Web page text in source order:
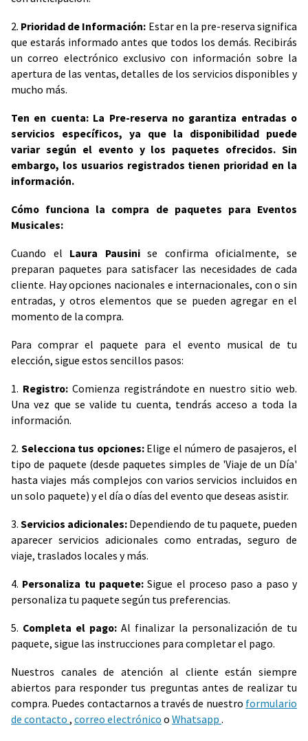
2. Prioridad de Información: Estar en la pre-reserva significa
que estarás informado antes que todos los demás. Recibirás
un correo electrónico exclusivo con información sobre la
apertura de las ventas, detalles de los servicios disponibles y
mucho más.
Ten en cuenta: La Pre-reserva no garantiza entradas o
servicios específicos, ya que la disponibilidad puede
variar según el evento y los paquetes ofrecidos. Sin
embargo, los usuarios registrados tienen prioridad en la
información.
Cómo funciona la compra de paquetes para Eventos
Musicales:
Cuando el Laura Pausinise confirma oficialmente, se
preparan paquetes para satisfacer las necesidades de cada
cliente. Hay opciones nacionales e internacionales, con o sin
entradas, y otros elementos que se pueden agregar en el
momento de la compra.
Para comprar el paquete para el evento musical de tu
elección, sigue estos sencillos pasos:
1. Registro:Comienza registrándote en nuestro sitio web.
Una vez que se valide tu cuenta, tendrás acceso a toda la
información.
2. Selecciona tus opciones:Elige el número de pasajeros, el
tipo de paquete (desde paquetes simples de 'Viaje de un Día'
hasta viajes más complejos con varios servicios incluidos en
un solo paquete) y el día o días del evento que deseas asistir.
3.Servicios adicionales: Dependiendo de tu paquete, pueden
aparecer servicios adicionales como entradas, seguro de
viaje, traslados locales y más.
4. Personaliza tu paquete:Sigue el proceso paso a paso y
personaliza tu paquete según tus preferencias.
5. Completa el pago: Al finalizar la personalización de tu
paquete, sigue las instrucciones para completar el pago.
Nuestros canales de atención al cliente están siempre
abiertos para responder tus preguntas antes de realizar tu
compra. Puedes contactarnos a través de nuestro formulario
de contacto , correo electrónico o Whatsapp .